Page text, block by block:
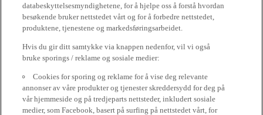
databeskyttelsesmyndighetene, for å hjelpe oss å forstå hvordan
besøkende bruker nettstedet vårt og for å forbedre nettstedet,
produktene, tjenestene og markedsføringsarbeidet.
Hvis du gir ditt samtykke via knappen nedenfor, vil vi også
bruke sporings / reklame og sosiale medier:
Cookies for sporing og reklame for å vise deg relevante
annonser av våre produkter og tjenester skreddersydd for deg på
vår hjemmeside og på tredjeparts nettsteder, inkludert sosiale
medier, som Facebook, basert på surfing på nettstedet vårt, for